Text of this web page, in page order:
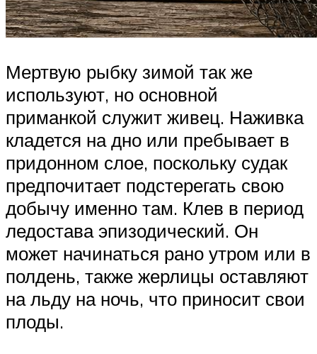
Мертвую рыбку зимой так же
используют, но основной
приманкой служит живец. Наживка
кладется на дно или пребывает в
придонном слое, поскольку судак
предпочитает подстерегать свою
добычу именно там. Клев в период
ледостава эпизодический. Он
может начинаться рано утром или в
полдень, также жерлицы оставляют
на льду на ночь, что приносит свои
плоды.